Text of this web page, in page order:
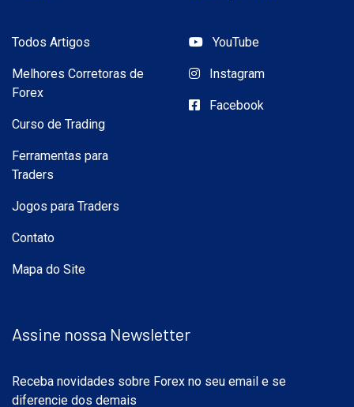
Todos Artigos
Melhores Corretoras de
Forex
Curso de Trading
Ferramentas para
Traders
Jogos para Traders
Contato
Mapa do Site
YouTube
Instagram
Facebook
Assine nossa Newsletter
Receba novidades sobre Forex no seu email e se
diferencie dos demais